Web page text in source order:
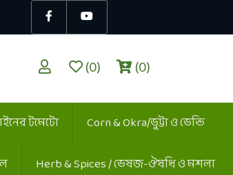
(0) (0)
টমেটো Corn & Okra/ভুট্টা ও ভেন্ডি
Herb & Spices / ভেষজ-ঔষধি ও মশলা